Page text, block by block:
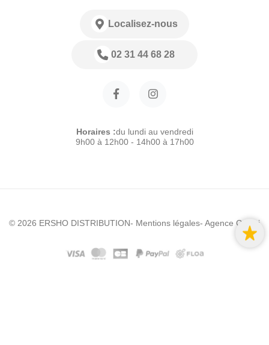
Localisez-nous
02 31 44 68 28
Horaires :du lundi au vendredi
9h00 à 12h00 - 14h00 à 17h00
© 2026 ERSHO DISTRIBUTION- Mentions légales- Agence Colibri